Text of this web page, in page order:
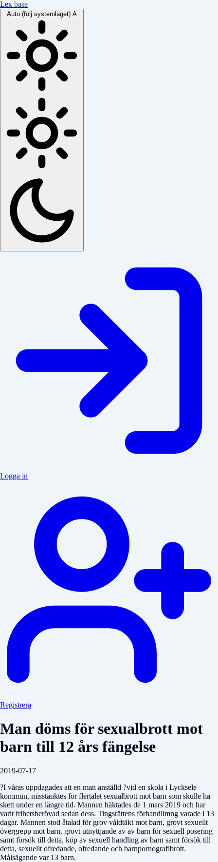
Lex base
Auto (följ systemläget) A
Logga in
Registrera
Man döms för sexualbrott mot
barn till 12 års fängelse
2019-07-17
?I våras uppdagades att en man anställd ?vid en skola i Lycksele
kommun, misstänktes för flertalet sexualbrott mot barn som skulle ha
skett under en längre tid. Mannen häktades de 1 mars 2019 och har
varit frihetsberövad sedan dess. Tingsrättens förhandlimng varade i 13
dagar. Mannen stod åtalad för grov våldtäkt mot barn, grovt sexuellt
övergrepp mot barn, grovt utnyttjande av av barn för sexuell posering
samt försök till detta, köp av sexuell handling av barn samt försök till
detta, sexuellt ofredande, ofredande och barnpornografibrott.
Målsägande var 13 barn.